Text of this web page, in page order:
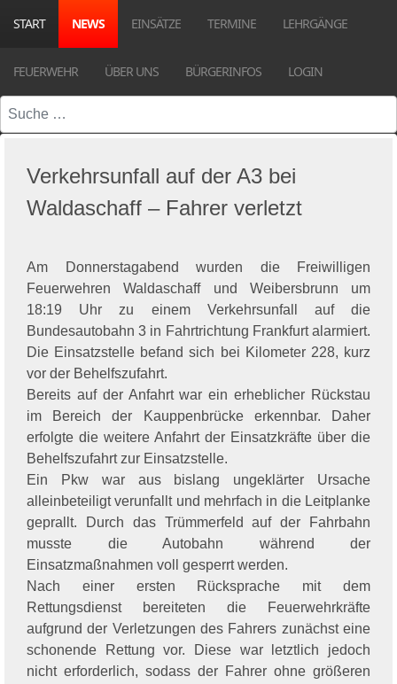
START NEWS EINSÄTZE TERMINE LEHRGÄNGE
FEUERWEHR ÜBER UNS BÜRGERINFOS LOGIN
Suchen
Verkehrsunfall auf der A3 bei
Waldaschaff – Fahrer verletzt
Am Donnerstagabend wurden die Freiwilligen
Feuerwehren Waldaschaff und Weibersbrunn um
18:19 Uhr zu einem Verkehrsunfall auf die
Bundesautobahn 3 in Fahrtrichtung Frankfurt alarmiert.
Die Einsatzstelle befand sich bei Kilometer 228, kurz
vor der Behelfszufahrt.
Bereits auf der Anfahrt war ein erheblicher Rückstau
im Bereich der Kauppenbrücke erkennbar. Daher
erfolgte die weitere Anfahrt der Einsatzkräfte über die
Behelfszufahrt zur Einsatzstelle.
Ein Pkw war aus bislang ungeklärter Ursache
alleinbeteiligt verunfallt und mehrfach in die Leitplanke
geprallt. Durch das Trümmerfeld auf der Fahrbahn
musste die Autobahn während der
Einsatzmaßnahmen voll gesperrt werden.
Nach einer ersten Rücksprache mit dem
Rettungsdienst bereiteten die Feuerwehrkräfte
aufgrund der Verletzungen des Fahrers zunächst eine
schonende Rettung vor. Diese war letztlich jedoch
nicht erforderlich, sodass der Fahrer ohne größeren